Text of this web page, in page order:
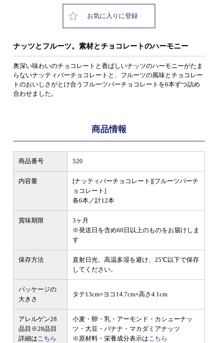
お気に入りに登録
ナッツとフルーツ。素材とチョコレートのハーモニー
奥深い味わいのチョコレートと香ばしいナッツのハーモニーがたま
らないナッティバーチョコレートと、フルーツの風味とチョコレー
トのおいしさがとけ合うフルーツバーチョコレートを6本ずつ詰め
合わせました。
商品情報
商品番号 520
内容量
[ナッティバーチョコレート][フルーツバーチ
ョコレート]
各6本／計12本
賞味期限
3ヶ月
※発送日を含め60日以上のものをお届けしま
す
保存方法
直射日光、高温多湿を避け、25℃以下で保存
してください。
パッケージの
大きさ
タテ13cm×ヨコ14.7cm×高さ4.1cm
アレルゲン28
品目 ※28品目
詳細はこちら
小麦・卵・乳・アーモンド・カシューナッ
ツ・大豆・バナナ・マカダミアナッツ
※原材料・栄養成分表示はこちら